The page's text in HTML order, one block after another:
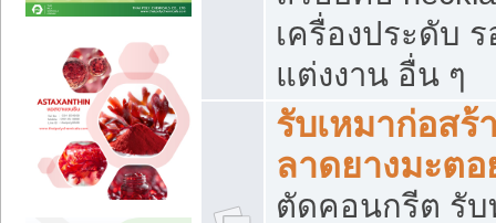
เครื่องประดับ ร
แต่งงาน อื่น ๆ
รับเหมาก่อส
ลาดยางมะต
ตัดคอนกรีต รับ